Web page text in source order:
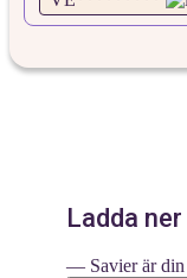
Ladda
— Savier är din